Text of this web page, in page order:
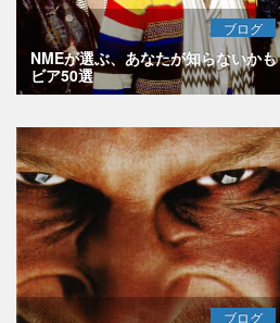
ブログ
NMEが選ぶ、あなたが知らないか
ビア50選
ブログ